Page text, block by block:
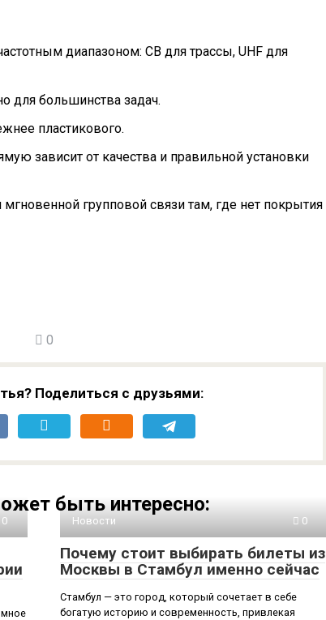
диапазоном: CB для трассы, UHF для
для большинства задач.
пластикового.
зависит от качества и правильной установки
групповой связи там, где нет покрытия
0
Поделиться с друзьями:
быть интересно:
0 Новости 0
Почему стоит выбирать билеты из
Москвы в Стамбул именно сейчас
Стамбул — это город, который сочетает в себе
богатую историю и современность, привлекая